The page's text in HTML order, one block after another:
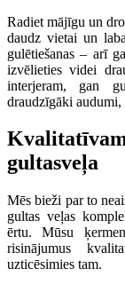
Radiet mājīgu un
daudz vietai un
gulētiešanas – arī
izvēlieties videi
interjeram, gan
draudzīgāki
gultasveļa
Mēs bieži par to
gultas veļas
ērtu. Mūsu
risinājumus
uzticēsimies tam.